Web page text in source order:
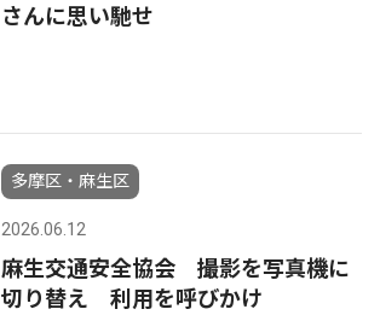
さんに思い馳せ
多摩区・麻生区
2026.06.12
麻生交通安全協会 撮影を写真機に
切り替え 利用を呼びかけ